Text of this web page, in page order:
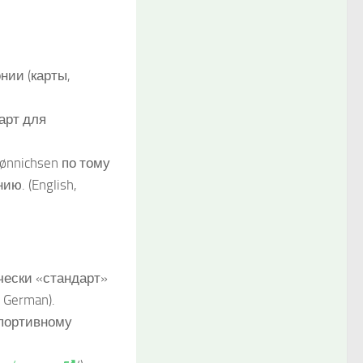
(карты,
для
по тому
(English,
«стандарт»